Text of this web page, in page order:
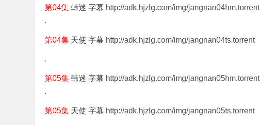
第04集 韩迷 字幕 http://adk.hjzlg.com/img/jangnan04hm.torrent
.
第04集 天使 字幕 http://adk.hjzlg.com/img/jangnan04ts.torrent
.
第05集 韩迷 字幕 http://adk.hjzlg.com/img/jangnan05hm.torrent
.
第05集 天使 字幕 http://adk.hjzlg.com/img/jangnan05ts.torrent